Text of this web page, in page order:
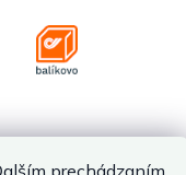
prechádzaním